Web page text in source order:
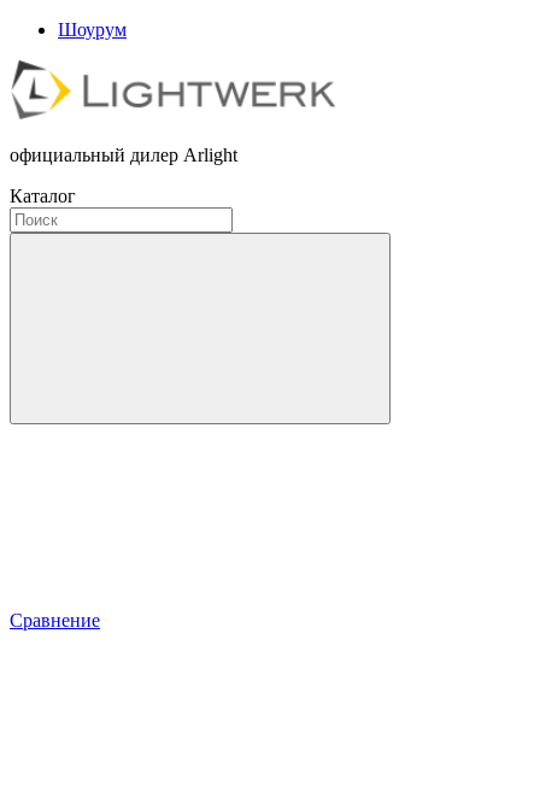
Шоурум
официальный дилер Arlight
Каталог
Сравнение